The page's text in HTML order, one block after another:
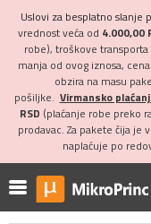
Uslovi za besplatno slanje
vrednost veća od 4.000,00
robe), troškove
manja od ovog iznosa,
obzira na masu
pošiljke. Virmansko
RSD (plaćanje robe preko
prodavac. Za pakete čija je
naplaćuje po